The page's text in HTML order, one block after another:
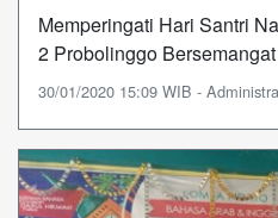
Memperingati Hari Santri
2 Probolinggo
30/01/2020 15:09 WIB -